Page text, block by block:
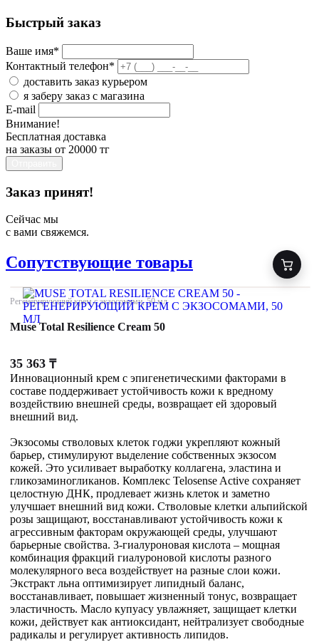
Быстрый заказ
Ваше имя*
Контактный телефон*
доставить заказ курьером
я заберу заказ с магазина
E-mail
Внимание!
Бесплатная доставка
на заказы от 20000 тг
Заказ принят!
Сейчас мы
с вами свяжемся.
Сопутствующие товары
Регенерирующий крем с экзосомами, 50 мл
Muse Total Resilience Cream 50
35 363 ₸
Инновационный крем с эпигенетическими факторами в
составе поддерживает устойчивость кожи к вредному
воздействию внешней среды, возвращает ей здоровый
внешний вид.
Экзосомы стволовых клеток годжи укрепляют кожный
барьер, стимулируют выделение собственных экзосом
кожей. Это усиливает выработку коллагена, эластина и
гликозаминогликанов. Комплекс Telosense Active сохраняет
целостную ДНК, продлевает жизнь клеток и заметно
улучшает внешний вид кожи. Стволовые клетки альпийской
розы защищают, восстанавливают устойчивость кожи к
агрессивным факторам окружающей среды, улучшают
барьерные свойства. 3-гиалуроновая кислота – мощная
комбинация фракций гиалуроновой кислоты разного
молекулярного веса воздействует на разные слои кожи.
Экстракт льна оптимизирует липидный баланс,
восстанавливает, повышает жизненный тонус, возвращает
эластичность. Масло купуасу увлажняет, защищает клетки
кожи, действует как антиоксидант, нейтрализует свободные
радикалы и регулирует активность липидов.